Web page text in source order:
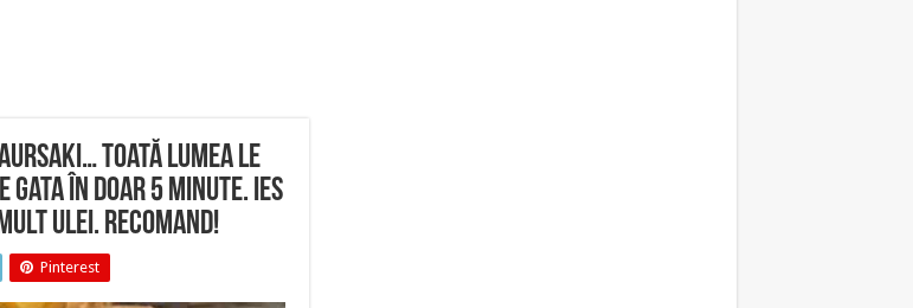
toată lumea le
în doar 5 minute. Ies
ulei. Recomand!
Pinterest